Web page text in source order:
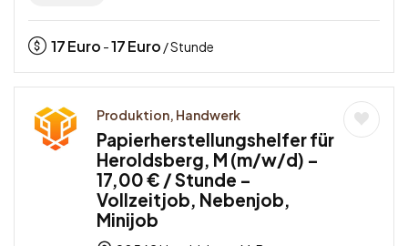
17Euro -17Euro / Stunde
Produktion, Handwerk
Papierherstellungshelfer für
Heroldsberg, M (m/w/d) –
17,00 € / Stunde –
Vollzeitjob, Nebenjob,
Minijob